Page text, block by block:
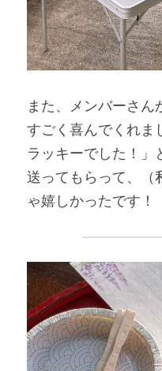
また、メンバーさん
すごく喜んでくれま
ラッキーでした！」
送ってもらって、（
ゃ嬉しかったです！